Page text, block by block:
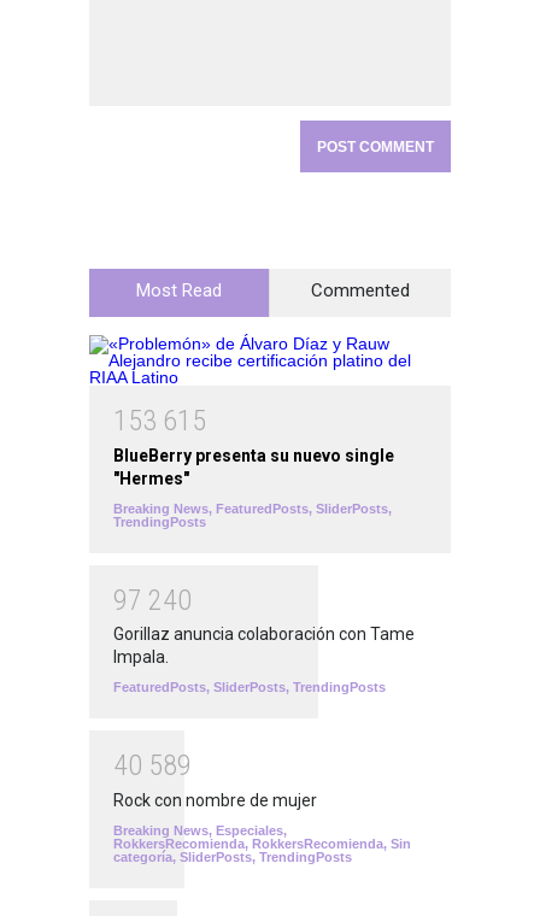
Most Read Commented
1 53 61 5
BlueBerry presenta su nuevo single
"Hermes"
Breaking News, FeaturedPosts, SliderPosts,
TrendingPosts
97 240
Gorillaz anuncia colaboración con Tame
Impala.
FeaturedPosts, SliderPosts, TrendingPosts
40 589
Rock con nombre de mujer
Breaking News, Especiales,
RokkersRecomienda, RokkersRecomienda, Sin
categoría, SliderPosts, TrendingPosts